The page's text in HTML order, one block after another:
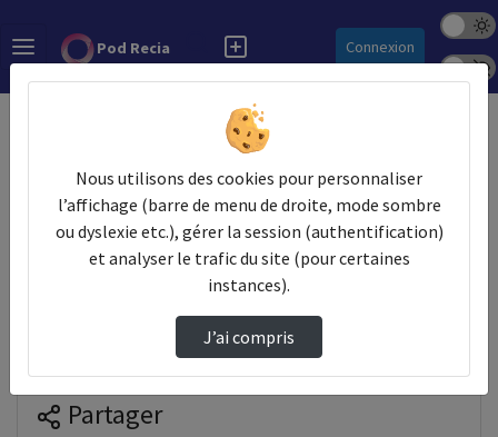
Pod Recia Rechercher Connexion
Mode
Police
Retour sur la 5ème édition du Hackathon de l…
Prendre des notes
Il n'y a pas de note disponible pour vous pour cette vidéo.
Connectez-vous pour en créer une nouvelle.
Partager
Nous utilisons des cookies pour personnaliser
l’affichage (barre de menu de droite, mode sombre
ou dyslexie etc.), gérer la session (authentification)
et analyser le trafic du site (pour certaines
instances).
J’ai compris